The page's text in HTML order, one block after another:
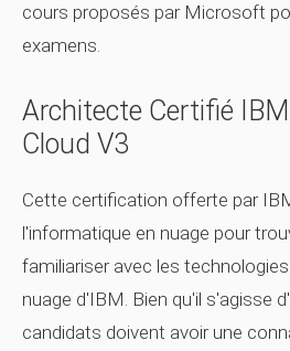
cours proposés par Microsoft
examens.
Architecte Certifié
Cloud V3
Cette certification offerte par
l'informatique en nuage pour
familiariser avec les
nuage d'IBM. Bien qu'il s'agisse
candidats doivent avoir une